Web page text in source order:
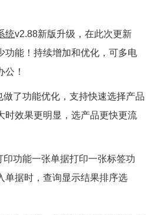
统v2.88新版升级，在此次更新
功能！持续增加和优化，可多电
公！
做了功能优化，支持快速选择产品
时效果更明显，选产品更快更流
印功能一张单据打印一张标签功
单据时，查询显示结果排序选